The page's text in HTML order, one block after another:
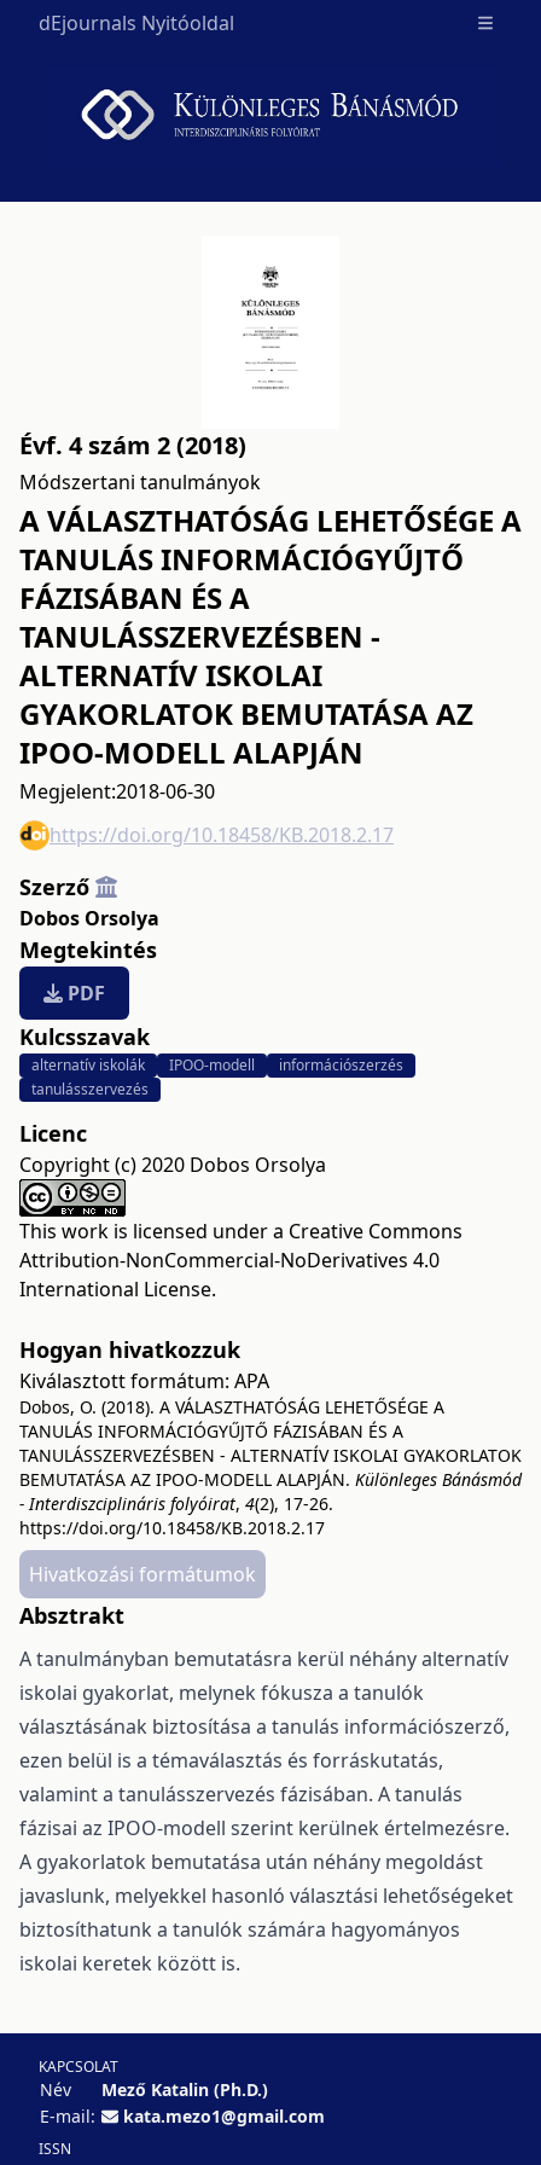
dEjournals Nyitóoldal Open
Évf. 4 szám 2 (2018)
Módszertani tanulmányok
A VÁLASZTHATÓSÁG LEHETŐSÉGE A
TANULÁS INFORMÁCIÓGYŰJTŐ
FÁZISÁBAN ÉS A
TANULÁSSZERVEZÉSBEN -
ALTERNATÍV ISKOLAI
GYAKORLATOK BEMUTATÁSA AZ
IPOO-MODELL ALAPJÁN
Megjelent:2018-06-30
https://doi.org/10.18458/KB.2018.2.17
Szerző
Dobos Orsolya
Megtekintés
PDF
Kulcsszavak
alternatív iskolák IPOO-modell
információszerzés
tanulásszervezés
Licenc
Copyright (c) 2020 Dobos Orsolya
This work is licensed under a Creative Commons
Attribution-NonCommercial-NoDerivatives 4.0
International License.
Hogyan hivatkozzuk
Kiválasztott formátum: APA
Dobos, O. (2018). A VÁLASZTHATÓSÁG LEHETŐSÉGE A
TANULÁS INFORMÁCIÓGYŰJTŐ FÁZISÁBAN ÉS A
TANULÁSSZERVEZÉSBEN - ALTERNATÍV ISKOLAI GYAKORLATOK
BEMUTATÁSA AZ IPOO-MODELL ALAPJÁN. Különleges Bánásmód
- Interdiszciplináris folyóirat, 4(2), 17-26.
https://doi.org/10.18458/KB.2018.2.17
Hivatkozási formátumok
Absztrakt
A tanulmányban bemutatásra kerül néhány alternatív
iskolai gyakorlat, melynek fókusza a tanulók
választásának biztosítása a tanulás információszerző,
ezen belül is a témaválasztás és forráskutatás,
valamint a tanulásszervezés fázisában. A tanulás
fázisai az IPOO-modell szerint kerülnek értelmezésre.
A gyakorlatok bemutatása után néhány megoldást
javaslunk, melyekkel hasonló választási lehetőségeket
biztosíthatunk a tanulók számára hagyományos
iskolai keretek között is.
KAPCSOLAT
Név
Mező Katalin (Ph.D.)
E-mail:
kata.mezo1@gmail.com
ISSN